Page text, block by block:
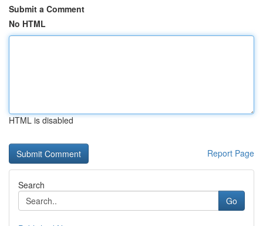
Submit a Comment
No HTML
HTML is disabled
Report Page
Search
Go